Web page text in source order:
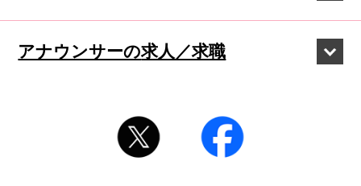
アナウンサーの求人／求職